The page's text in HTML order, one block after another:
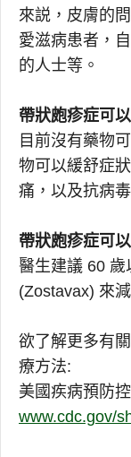
來説，皮膚的
愛滋病患者，
的人士等。
帶狀皰疹症可
目前沒有藥物
物可以緩舒症
痛，以及抗病
帶狀皰疹症可
醫生建議 60 歲
(Zostavax) 來
欲了解更多有
療方法:
美國疾病預防
www.cdc.gov/